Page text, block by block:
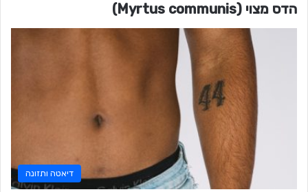
הדס מצוי (Myrtus communis)
דיאטה ותזונה